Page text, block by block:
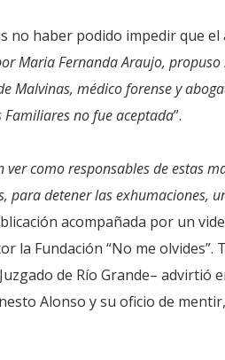
no haber podido impedir que el
Maria Fernanda Araujo,
Malvinas, médico forense y
no fue aceptada”.
ver como responsables de estas
para detener las exhumaciones,
acompañada por un
la Fundación “No me
de Río Grande– advirtió
Alonso y su oficio de